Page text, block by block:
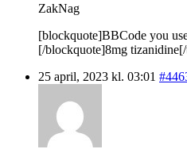
ZakNag
[blockquote]BBCode you
[/blockquote]8mg
25 april, 2023 kl. 03:01